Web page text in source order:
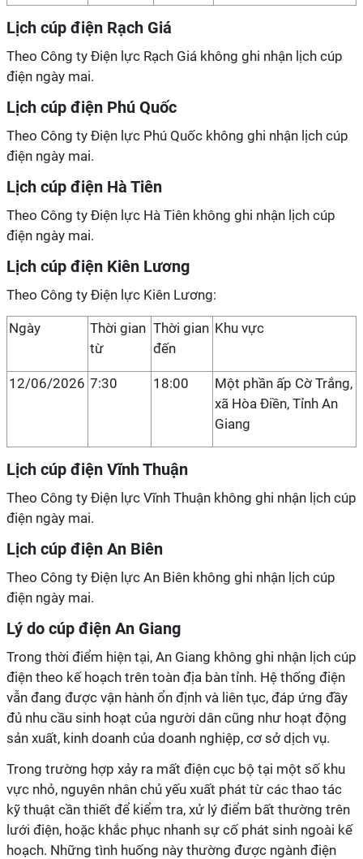
Lịch cúp điện Rạch Giá
Theo Công ty Điện lực Rạch Giá không ghi nhận lịch cúp
điện ngày mai.
Lịch cúp điện Phú Quốc
Theo Công ty Điện lực Phú Quốc không ghi nhận lịch cúp
điện ngày mai.
Lịch cúp điện Hà Tiên
Theo Công ty Điện lực Hà Tiên không ghi nhận lịch cúp
điện ngày mai.
Lịch cúp điện Kiên Lương
Theo Công ty Điện lực Kiên Lương:
Ngày
Thời gian
từ
Thời gian
đến
Khu vực
12/06/2026 7:30 18:00
Một phần ấp Cờ Trắng,
xã Hòa Điền, Tỉnh An
Giang
Lịch cúp điện Vĩnh Thuận
Theo Công ty Điện lực Vĩnh Thuận không ghi nhận lịch cúp
điện ngày mai.
Lịch cúp điện An Biên
Theo Công ty Điện lực An Biên không ghi nhận lịch cúp
điện ngày mai.
Lý do cúp điện An Giang
Trong thời điểm hiện tại, An Giang không ghi nhận lịch cúp
điện theo kế hoạch trên toàn địa bàn tỉnh. Hệ thống điện
vẫn đang được vận hành ổn định và liên tục, đáp ứng đầy
đủ nhu cầu sinh hoạt của người dân cũng như hoạt động
sản xuất, kinh doanh của doanh nghiệp, cơ sở dịch vụ.
Trong trường hợp xảy ra mất điện cục bộ tại một số khu
vực nhỏ, nguyên nhân chủ yếu xuất phát từ các thao tác
kỹ thuật cần thiết để kiểm tra, xử lý điểm bất thường trên
lưới điện, hoặc khắc phục nhanh sự cố phát sinh ngoài kế
hoạch. Những tình huống này thường được ngành điện